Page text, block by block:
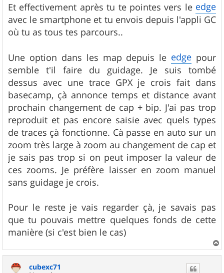
Et effectivement après tu te pointes vers le edge
avec le smartphone et tu envois depuis l'appli GC
où tu as tous tes parcours..
Une option dans les map depuis le edge pour
semble t'il faire du guidage. Je suis tombé
dessus avec une trace GPX je crois fait dans
basecamp, çà annonce temps et distance avant
prochain changement de cap + bip. J'ai pas trop
reproduit et pas encore saisie avec quels types
de traces çà fonctionne. Cà passe en auto sur un
zoom très large à zoom au changement de cap et
je sais pas trop si on peut imposer la valeur de
ces zooms. Je préfère laisser en zoom manuel
sans guidage je crois.
Pour le reste je vais regarder çà, je savais pas
que tu pouvais mettre quelques fonds de cette
manière (si c'est bien le cas)
a
cubexc71